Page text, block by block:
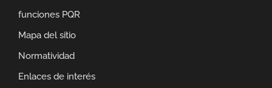
funciones PQR
Mapa del sitio
Normatividad
Enlaces de interés